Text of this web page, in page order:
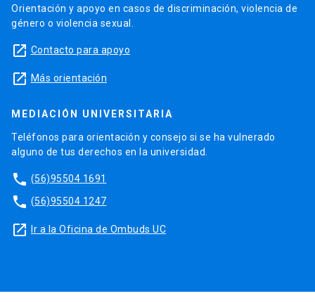
Orientación y apoyo en casos de discriminación, violencia de
género o violencia sexual.
launch Contacto para apoyo
launch Más orientación
MEDIACIÓN UNIVERSITARIA
Teléfonos para orientación y consejo si se ha vulnerado
alguno de tus derechos en la universidad.
phone (56)95504 1691
phone (56)95504 1247
launch Ir a la Oficina de Ombuds UC